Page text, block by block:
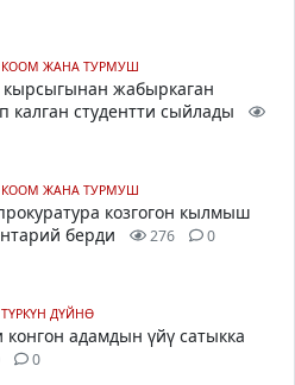
КООМ ЖАНА ТУРМУШ
жабыркаган
калган студентти сыйлады
КООМ ЖАНА ТУРМУШ
козгогон кылмыш
берди
276 0
ТҮРКҮН ДҮЙНӨ
адамдын үйү сатыкка
0